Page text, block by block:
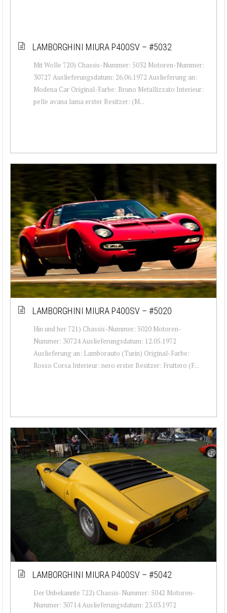
LAMBORGHINI MIURA P400SV – #5032
Mit Wolle 720) Chassis-Nummer: 5032 Motoren-Nummer:
30727 Auslieferungsdatum: 26.06.1972 Auslieferung an:
Modena Car Original-Farbe: Bruno Metallizzato Interieur:
pelle avana lama erster Besitzer: (M...
LAMBORGHINI MIURA P400SV – #5020
Hin und her 721) Chassis-Nummer: 5020 Motoren-
Nummer: 30724 Auslieferungsdatum: 12.05.1972
Auslieferung an: Lamborauto (Turin) Original-Farbe:
Rosso Corsa Interieur: nero erster Besitzer: Fruttero (F...
LAMBORGHINI MIURA P400SV – #5042
Der Unbekannte 722) Chassis-Nummer: 5042 Motoren-
Nummer: 30714 Auslieferungsdatum: 23.03.1972